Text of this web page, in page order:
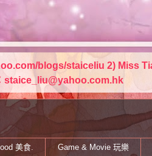
blogs/staiceliu 2) Miss
staice_liu@yahoo.com.hk
美食. Game & Movie 玩樂